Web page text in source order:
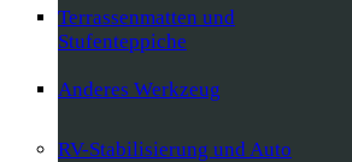
Terrassenmatten und
Stufenteppiche
Anderes Werkzeug
RV-Stabilisierung und Auto